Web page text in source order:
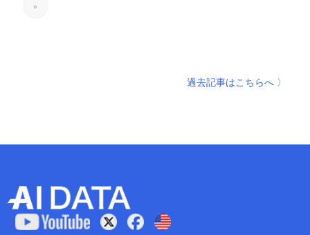
»
過去記事はこちらへ 〉